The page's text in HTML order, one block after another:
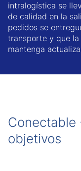
intralogística se
de calidad en la
pedidos se
transporte y que
mantenga
Conectable
objetivos